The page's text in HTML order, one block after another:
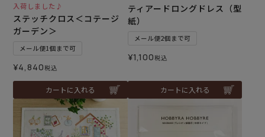
入荷しました♪
ステッチクロス＜コテージ
ガーデン＞
メール便1個まで可
¥4,840税込
カートに入れる
ティアードロングドレス（型
紙）
メール便2個まで可
¥1,100税込
カートに入れる